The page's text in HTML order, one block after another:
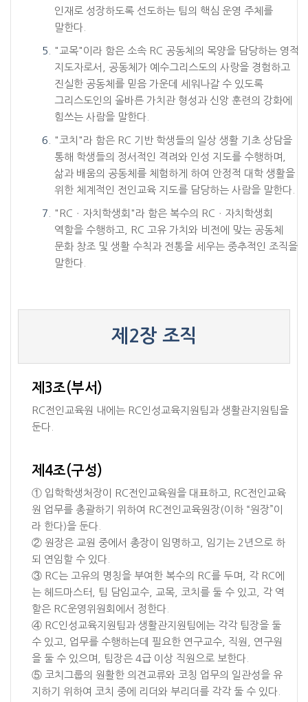
인재로 성장하도록 선도하는 팀의 핵심 운영 주체를
말한다.
"교목"이라 함은 소속 RC 공동체의 목양을 담당하는 영적
지도자로서, 공동체가 예수그리스도의 사랑을 경험하고
진실한 공동체를 믿음 가운데 세워나갈 수 있도록
그리스도인의 올바른 가치관 형성과 신앙 훈련의 강화에
힘쓰는 사람을 말한다.
"코치"라 함은 RC 기반 학생들의 일상 생활 기초 상담을
통해 학생들의 정서적인 격려와 인성 지도를 수행하며,
삶과 배움의 공동체를 체험하게 하여 안정적 대학 생활을
위한 체계적인 전인교육 지도를 담당하는 사람을 말한다.
"RCㆍ자치학생회"라 함은 복수의 RCㆍ자치학생회
역할을 수행하고, RC 고유 가치와 비전에 맞는 공동체
문화 창조 및 생활 수칙과 전통을 세우는 중추적인 조직을
말한다.
제2장 조직
제3조(부서)
RC전인교육원 내에는 RC인성교육지원팀과 생활관지원팀을
둔다.
제4조(구성)
① 입학학생처장이 RC전인교육원을 대표하고, RC전인교육
원 업무를 총괄하기 위하여 RC전인교육원장(이하 “원장”이
라 한다)을 둔다.
② 원장은 교원 중에서 총장이 임명하고, 임기는 2년으로 하
되 연임할 수 있다.
③ RC는 고유의 명칭을 부여한 복수의 RC를 두며, 각 RC에
는 헤드마스터, 팀 담임교수, 교목, 코치를 둘 수 있고, 각 역
할은 RC운영위원회에서 정한다.
④ RC인성교육지원팀과 생활관지원팀에는 각각 팀장을 둘
수 있고, 업무를 수행하는데 필요한 연구교수, 직원, 연구원
을 둘 수 있으며, 팀장은 4급 이상 직원으로 보한다.
⑤ 코치그룹의 원활한 의견교류와 코칭 업무의 일관성을 유
지하기 위하여 코치 중에 리더와 부리더를 각각 둘 수 있다.